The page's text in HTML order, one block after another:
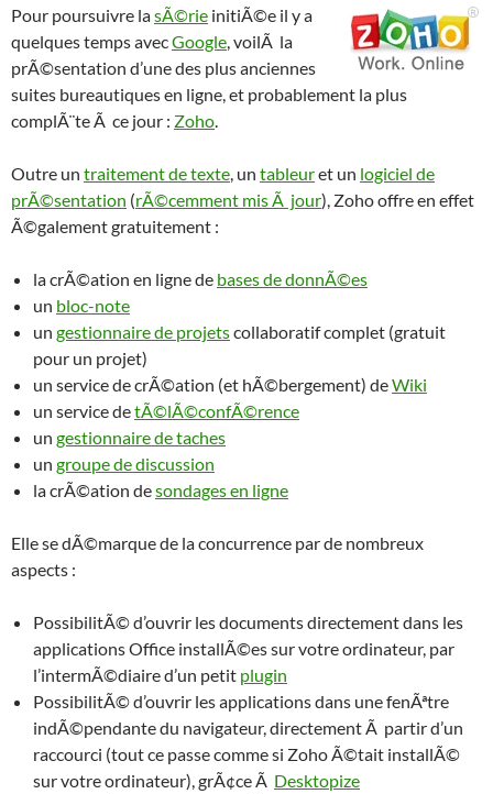
Pour poursuivre lasÃ©rie initiÃ©e il y a
quelques temps avecGoogle, voilÃ la
prÃ©sentation d’une des plus anciennes
suites bureautiques en ligne, et probablement la plus
complÃ¨te Ã ce jour : Zoho.
Outre un traitement de texte, un tableuret un logiciel de
prÃ©sentation (rÃ©cemment mis Ã jour), Zoho offre en effet
Ã©galement gratuitement :
la crÃ©ation en ligne de bases de donnÃ©es
un bloc-note
un gestionnaire de projetscollaboratif complet (gratuit
pour un projet)
un service de crÃ©ation (et hÃ©bergement) deWiki
un service detÃ©lÃ©confÃ©rence
un gestionnaire de taches
un groupe de discussion
la crÃ©ation desondages en ligne
Elle se dÃ©marque de la concurrence par de nombreux
aspects :
PossibilitÃ© d’ouvrir les documents directement dans les
applications Office installÃ©es sur votre ordinateur, par
l’intermÃ©diaire d’un petit plugin
PossibilitÃ© d’ouvrir les applications dans une fenÃªtre
indÃ©pendante du navigateur, directement Ã partir d’un
raccourci (tout ce passe comme si Zoho Ã©tait installÃ©
sur votre ordinateur), grÃ¢ce Ã Desktopize